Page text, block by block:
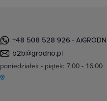
+48 508 528 926 -
b2b@grodno.pl
poniedziałek - piątek: 7:00 - 16:00